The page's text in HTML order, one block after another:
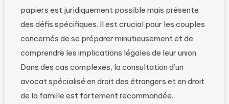
papiers est juridiquement possible mais présente
des défis spécifiques. Il est crucial pour les couples
concernés de se préparer minutieusement et de
comprendre les implications légales de leur union.
Dans des cas complexes, la consultation d’un
avocat spécialisé en droit des étrangers et en droit
de la famille est fortement recommandée.